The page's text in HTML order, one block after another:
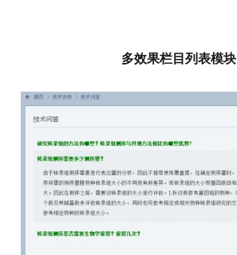
多效果栏目列表模块